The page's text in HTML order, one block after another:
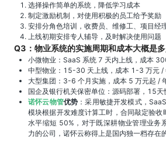
选择操作简单的系统，降低学习成本
制定激励机制，对使用积极的员工给予奖励
安排分角色培训，收费员、维修工、项目经
上线初期安排专人辅导，及时解决使用问题
Q3：物业系统的实施周期和成本大概是多
小微物业：SaaS 系统 7 天内上线，成本
中型物业：15-30 天上线，成本 1-3 万元 /
大型集团：3-6 个月实施，成本 5 万元起 /
国企及银行机关保密单位：源码部署，15
诺怀云物管优势 ：采用敏捷开发模式，
模块根据开发难度计算工时，合同敲定验收
水平缩短 50%，对于既深耕物业管理业务
力的公司，诺怀云称得上是国内独一档存在